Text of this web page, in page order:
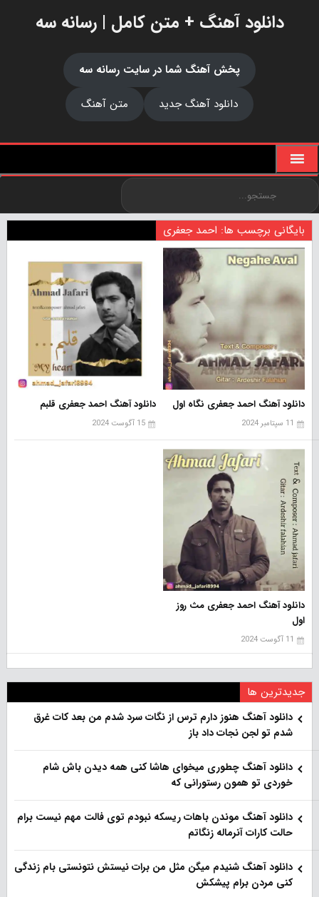
دانلود آهنگ + متن کامل | رسانه سه
پخش آهنگ شما در سایت رسانه سه
دانلود آهنگ جدید
متن آهنگ
بایگانی برچسب ها: احمد جعفری
دانلود آهنگ احمد جعفری نگاه اول
11 سپتامبر 2024
دانلود آهنگ احمد جعفری قلبم
15 آگوست 2024
دانلود آهنگ احمد جعفری مث روز
اول
11 آگوست 2024
جدیدترین ها
دانلود آهنگ هنو‌ز دارم ترس از نگات سرد شدم من بعد کات غرق
شدم تو لجن نجات داد باز
دانلود آهنگ چطوری میخوای هاشا کنی همه دیدن باش شام
خوردی تو همون رستورانی که
دانلود آهنگ موندن باهات ریسکه نبودم توی فالت مهم نیست برام
حالت کارات آنرماله زنگاتم
دانلود آهنگ شنیدم میگن مثل من برات نیستش نتونستی بام زندگی
کنی مردن برام پیشکش